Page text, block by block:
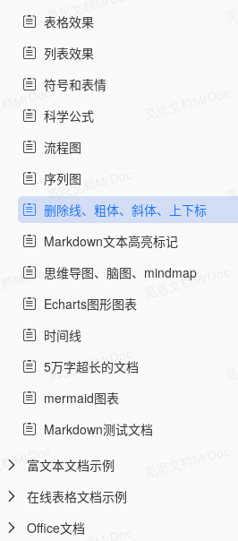
表格效果
列表效果
符号和表情
科学公式
流程图
序列图
删除线、粗体、斜体、上下标
Markdown文本高亮标记
思维导图、脑图、mindmap
Echarts图形图表
时间线
5万字超长的文档
mermaid图表
Markdown测试文档
富文本文档示例
在线表格文档示例
Office文档